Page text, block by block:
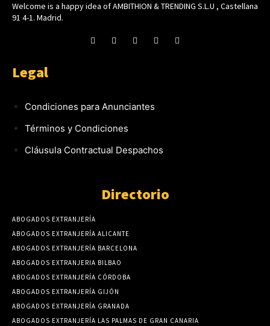
Welcome is a happy idea of AMBITHION & TRENDING S.L.U , Castellana
91 4-1. Madrid.
Legal
Condiciones para Anunciantes
Términos y Condiciones
Cláusula Contractual Despachos
Directorio
ABOGADOS EXTRANJERÍA
ABOGADOS EXTRANJERÍA ALICANTE
ABOGADOS EXTRANJERÍA BARCELONA
ABOGADOS EXTRANJERIA BILBAO
ABOGADOS EXTRANJERÍA CÓRDOBA
ABOGADOS EXTRANJERÍA GIJÓN
ABOGADOS EXTRANJERÍA GRANADA
ABOGADOS EXTRANJERÍA LAS PALMAS DE GRAN CANARIA